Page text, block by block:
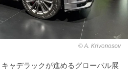
A. Krivonosov
ャデラックが進めるグローバル展